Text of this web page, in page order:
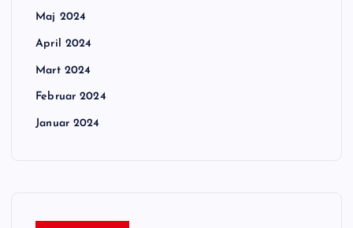
Maj 2024
April 2024
Mart 2024
Februar 2024
Januar 2024